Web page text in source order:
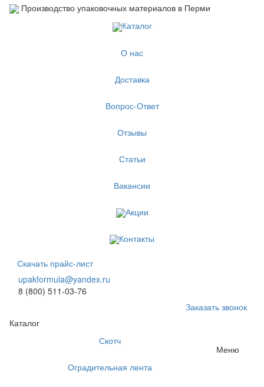
Производство упаковочных материалов в Перми
Каталог
О нас
Доставка
Вопрос-Ответ
Отзывы
Статьи
Вакансии
Акции
Контакты
Скачать прайс-лист
upakformula@yandex.ru
8 (800) 511-03-76
Заказать звонок
Меню
Каталог
Скотч
Оградительная лента